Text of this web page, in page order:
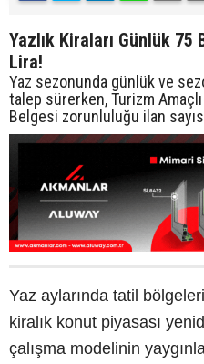
Yazlık Kiraları Günlük 75
Lira!
Yaz sezonunda günlük ve
talep sürerken, Turizm
Belgesi zorunluluğu ilan
Yaz aylarında tatil
kiralık konut piyasası
çalışma modelinin